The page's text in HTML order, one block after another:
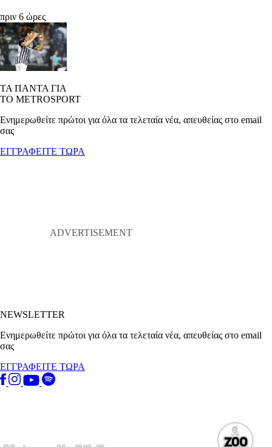
πριν 6 ώρες
ΤΑ ΠΑΝΤΑ ΓΙΑ
ΤΟ METROSPORT
Ενημερωθείτε πρώτοι για όλα τα τελεταία νέα, απευθείας στο email
σας
ΕΓΓΡΑΦΕΙΤΕ ΤΩΡΑ
NEWSLETTER
Ενημερωθείτε πρώτοι για όλα τα τελεταία νέα, απευθείας στο email
σας
ΕΓΓΡΑΦΕΙΤΕ ΤΩΡΑ